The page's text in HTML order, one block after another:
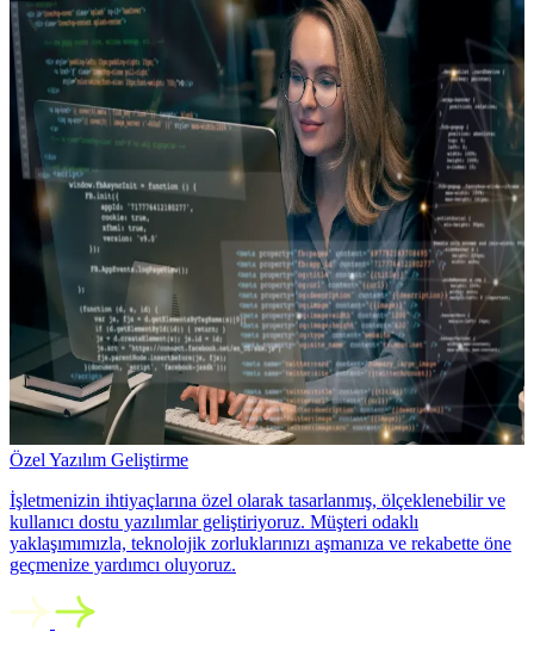
Özel Yazılım Geliştirme
İşletmenizin ihtiyaçlarına özel olarak tasarlanmış, ölçeklenebilir ve
kullanıcı dostu yazılımlar geliştiriyoruz. Müşteri odaklı
yaklaşımımızla, teknolojik zorluklarınızı aşmanıza ve rekabette öne
geçmenize yardımcı oluyoruz.